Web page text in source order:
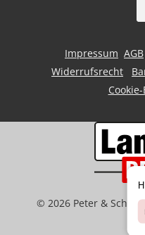
Impressum AGB
Widerrufsrecht
© 2026 Peter &